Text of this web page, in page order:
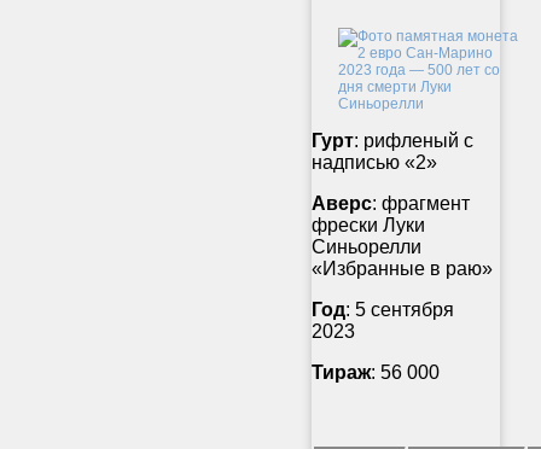
Гурт: рифленый с
надписью «2»
Аверс: фрагмент
фрески Луки
Синьорелли
«Избранные в раю»
Год: 5 сентября
2023
Тираж: 56 000